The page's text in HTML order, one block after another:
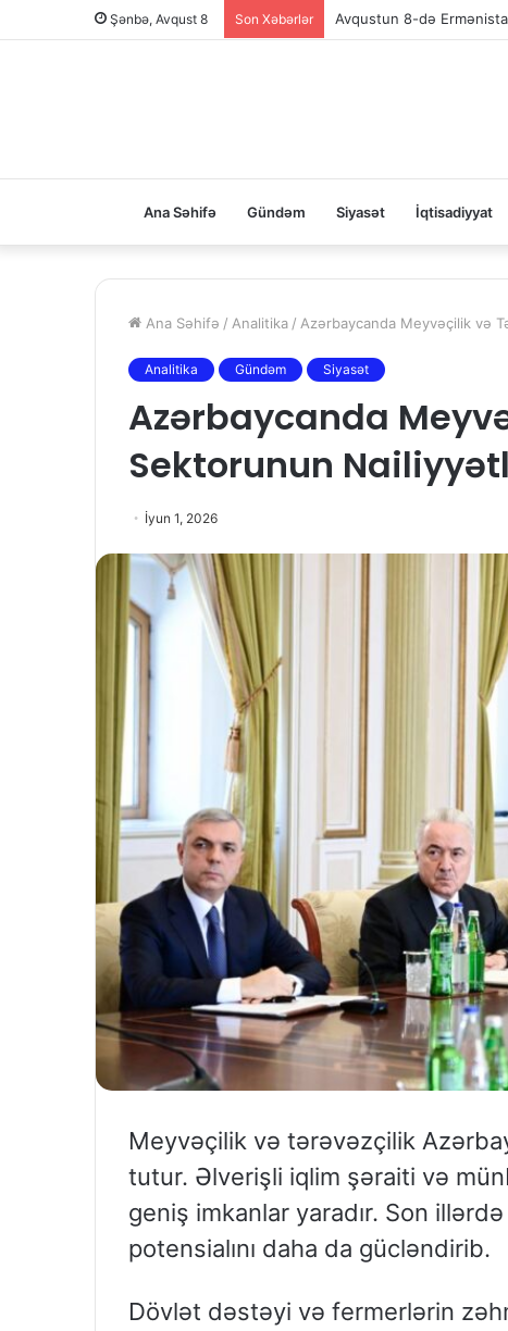
Şənbə, Avqust 8 Son Xəbərlər
Ana Səhifə Gündəm Siyasət İqtisadiyyat
Ana Səhifə / Analitika / Azərbaycanda Meyvəçilik və
Analitika Gündəm Siyasət
Azərbaycanda
Sektorunun
İyun 1, 2026
Meyvəçilik və tərəvəzçilik
tutur. Əlverişli iqlim şəraiti və
geniş imkanlar yaradır. Son
potensialını daha da gücləndirib.
Dövlət dəstəyi və fermerlərin